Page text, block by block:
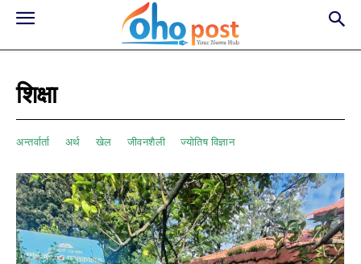
शिक्षा
अन्तर्वार्ता अर्थ खेल जीवनशैली ज्योतिष विज्ञान